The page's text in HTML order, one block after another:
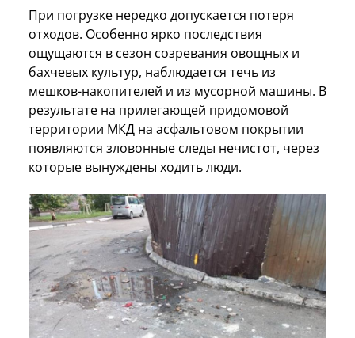
При погрузке нередко допускается потеря
отходов. Особенно ярко последствия
ощущаются в сезон созревания овощных и
бахчевых культур, наблюдается течь из
мешков-накопителей и из мусорной машины. В
результате на прилегающей придомовой
территории МКД на асфальтовом покрытии
появляются зловонные следы нечистот, через
которые вынуждены ходить люди.